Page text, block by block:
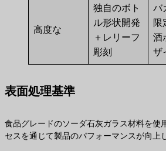
高度な
独自のボト
ル形状開発
＋レリーフ
彫刻
バ
限
酒
ザ
表面処理基準
食品グレードのソーダ石灰ガラス材料を使
セスを通じて製品のパフォーマンスが向上